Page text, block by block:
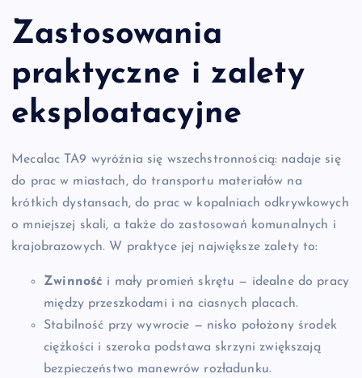
Zastosowania
praktyczne i zalety
eksploatacyjne
Mecalac TA9 wyróżnia się wszechstronnością: nadaje się
do prac w miastach, do transportu materiałów na
krótkich dystansach, do prac w kopalniach odkrywkowych
o mniejszej skali, a także do zastosowań komunalnych i
krajobrazowych. W praktyce jej największe zalety to:
Zwinność i mały promień skrętu — idealne do pracy
między przeszkodami i na ciasnych placach.
Stabilność przy wywrocie — nisko położony środek
ciężkości i szeroka podstawa skrzyni zwiększają
bezpieczeństwo manewrów rozładunku.